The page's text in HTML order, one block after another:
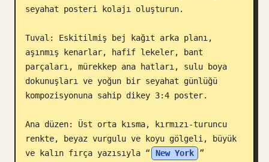
seyahat posteri kolajı oluşturun.
Tuval: Eskitilmiş bej kağıt arka planı,
aşınmış kenarlar, hafif lekeler, bant
parçaları, mürekkep ana hatları, sulu boya
dokunuşları ve yoğun bir seyahat günlüğü
kompozisyonuna sahip dikey 3:4 poster.
Ana düzen: Üst orta kısma, kırmızı-turuncu
renkte, beyaz vurgulu ve koyu gölgeli, büyük
ve kalın fırça yazısıyla “
New York
”